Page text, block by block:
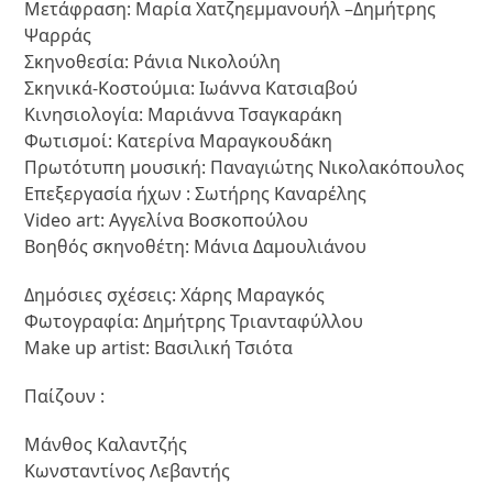
Μετάφραση: Μαρία Χατζηεμμανουήλ –Δημήτρης
Ψαρράς
Σκηνοθεσία: Ράνια Νικολούλη
Σκηνικά-Κοστούμια: Ιωάννα Κατσιαβού
Κινησιολογία: Μαριάννα Τσαγκαράκη
Φωτισμοί: Κατερίνα Μαραγκουδάκη
Πρωτότυπη μουσική: Παναγιώτης Νικολακόπουλος
Επεξεργασία ήχων : Σωτήρης Καναρέλης
Video art: Αγγελίνα Βοσκοπούλου
Βοηθός σκηνοθέτη: Μάνια Δαμουλιάνου
Δημόσιες σχέσεις: Χάρης Μαραγκός
Φωτογραφία: Δημήτρης Τριανταφύλλου
Make up artist: Βασιλική Τσιότα
Παίζουν :
Μάνθος Καλαντζής
Κωνσταντίνος Λεβαντής